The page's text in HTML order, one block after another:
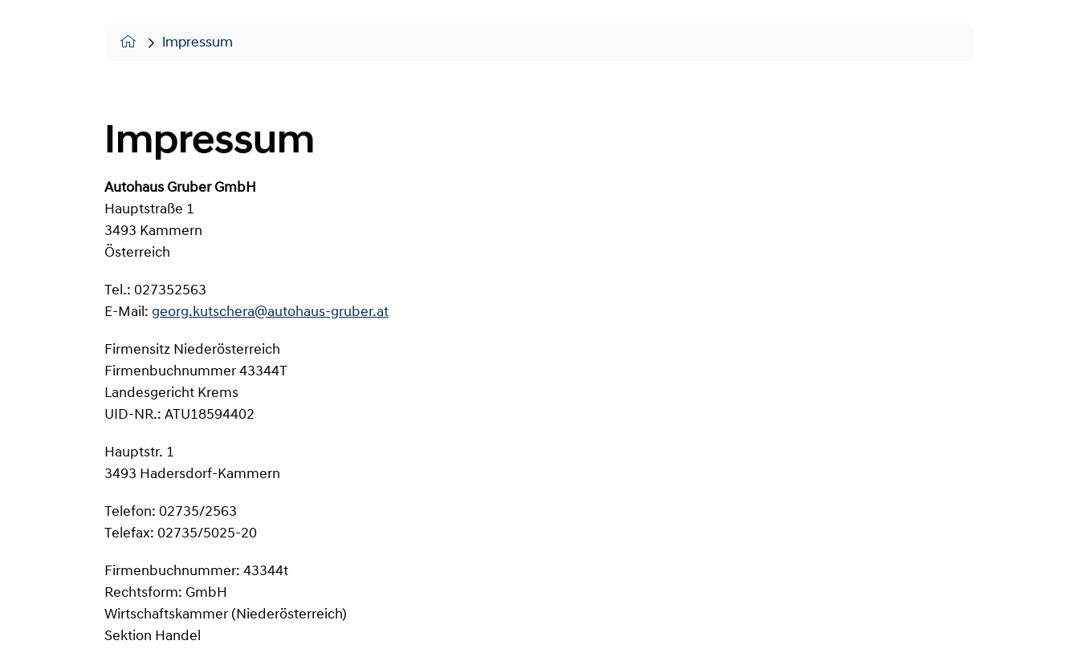
Impressum
Impressum
Autohaus Gruber GmbH
Hauptstraße 1
3493 Kammern
Österreich
Tel.: 027352563
E-Mail: georg.kutschera@autohaus-gruber.at
Firmensitz Niederösterreich
Firmenbuchnummer 43344T
Landesgericht Krems
UID-NR.: ATU18594402
Hauptstr. 1
3493 Hadersdorf-Kammern
Telefon: 02735/2563
Telefax: 02735/5025-20
Firmenbuchnummer: 43344t
Rechtsform: GmbH
Wirtschaftskammer (Niederösterreich)
Sektion Handel